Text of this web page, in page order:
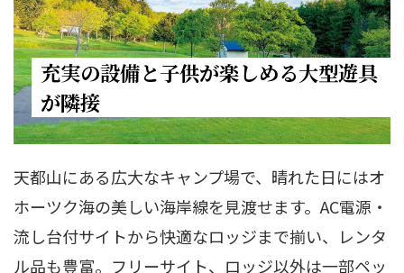
充実の設備と子供が楽しめる大型遊具
が隣接
天都山にある広大なキャンプ場で、晴れた日にはオ
ホーツク海の美しい海岸線を見渡せます。AC電源・
流し台付サイトから快適なロッジまで揃い、レンタ
ル品も豊富。フリーサイト、ロッジ以外は一部ペッ